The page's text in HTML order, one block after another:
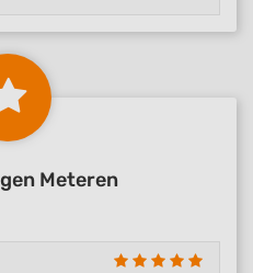
Meteren